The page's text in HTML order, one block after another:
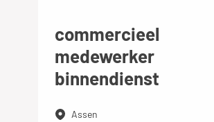
commercieel
medewerker
binnendienst
Assen